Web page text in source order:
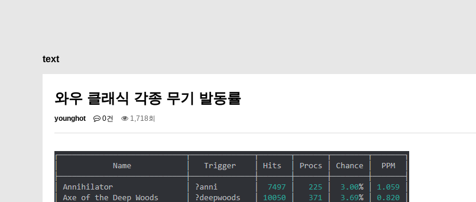
text
와우 클래식 각종 무기 발동률
younghot 0건 1,718회